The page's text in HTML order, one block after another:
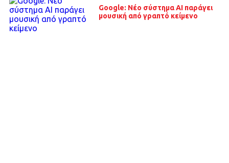
Google: Νέο σύστημα ΑΙ παράγει
μουσική από γραπτό κείμενο